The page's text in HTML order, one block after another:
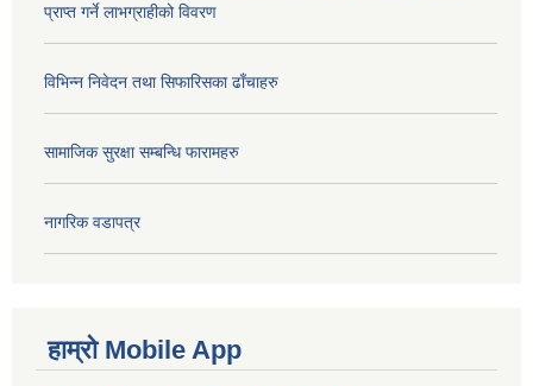
प्राप्त गर्ने लाभग्राहीको विवरण
विभिन्न निवेदन तथा सिफारिसका ढाँचाहरु
सामाजिक सुरक्षा सम्बन्धि फारामहरु
नागरिक वडापत्र
हाम्रो Mobile App